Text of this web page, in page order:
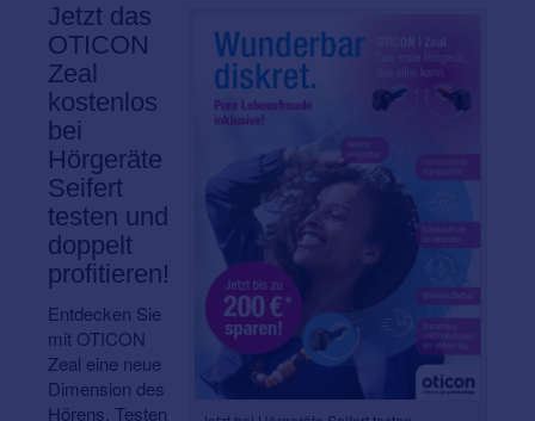
Jetzt das
OTICON
Zeal
kostenlos
bei
Hörgeräte
Seifert
testen und
doppelt
profitieren!
Entdecken Sie
mit OTICON
Zeal eine neue
Dimension des
Hörens. Testen